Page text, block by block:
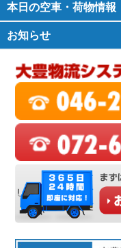
本日の空車・荷物情報
お知らせ